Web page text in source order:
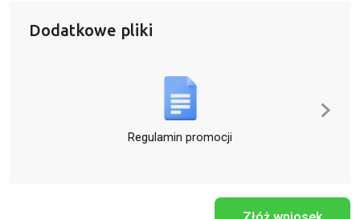
Dodatkowe pliki
Regulamin promocji